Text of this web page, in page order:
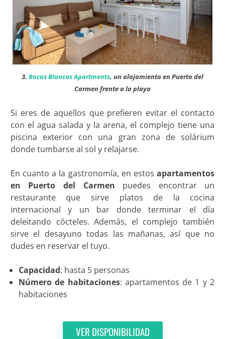
3. Rocas Blancas Apartments, un alojamiento en Puerto del
Carmen frente a la playa
Si eres de aquellos que prefieren evitar el contacto
con el agua salada y la arena, el complejo tiene una
piscina exterior con una gran zona de solárium
donde tumbarse al sol y relajarse.
En cuanto a la gastronomía, en estosapartamentos
en Puerto del Carmen puedes encontrar un
restaurante que sirve platos de la cocina
internacional y un bar donde terminar el día
deleitando cócteles. Además, el complejo también
sirve el desayuno todas las mañanas, así que no
dudes en reservar el tuyo.
Capacidad: hasta 5 personas
Número de habitaciones: apartamentos de 1 y 2
habitaciones
VER DISPONIBILIDAD